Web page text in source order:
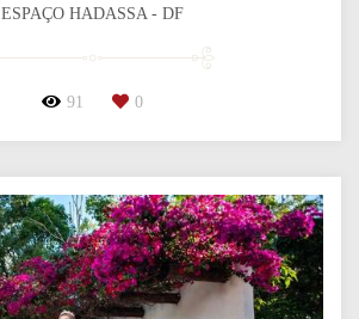
ESPAÇO HADASSA - DF
91 0